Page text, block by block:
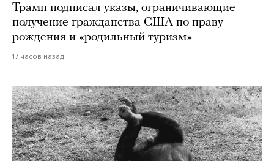
Трамп подписал указы, ограничивающие
получение гражданства США по праву
рождения и «родильный туризм»
17 часов назад